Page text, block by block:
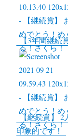
n
k
【3年間継続賞
【継続賞】 2
印象的です！